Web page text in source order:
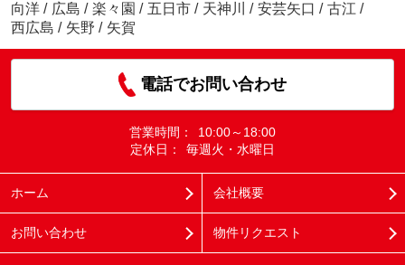
向洋 / 広島 / 楽々園 / 五日市 / 天神川 / 安芸矢口 / 古江 /
西広島 / 矢野 / 矢賀
電話でお問い合わせ
営業時間：
10:00～18:00
定休日：
毎週火・水曜日
ホーム 会社概要
お問い合わせ 物件リクエスト